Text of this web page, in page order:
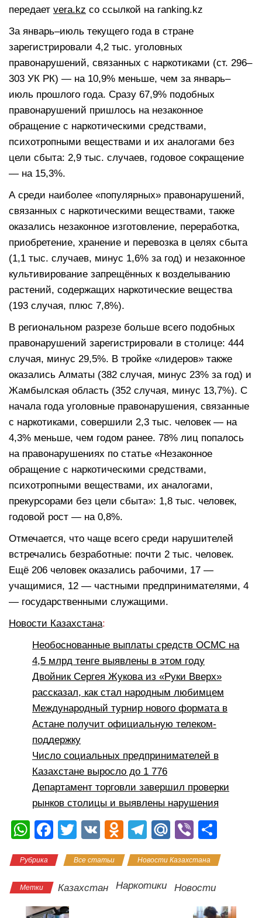
передает vera.kz со ссылкой на ranking.kz
За январь–июль текущего года в стране
зарегистрировали 4,2 тыс. уголовных
правонарушений, связанных с наркотиками (ст. 296–
303 УК РК) — на 10,9% меньше, чем за январь–
июль прошлого года. Сразу 67,9% подобных
правонарушений пришлось на незаконное
обращение с наркотическими средствами,
психотропными веществами и их аналогами без
цели сбыта: 2,9 тыс. случаев, годовое сокращение
— на 15,3%.
А среди наиболее «популярных» правонарушений,
связанных с наркотическими веществами, также
оказались незаконное изготовление, переработка,
приобретение, хранение и перевозка в целях сбыта
(1,1 тыс. случаев, минус 1,6% за год) и незаконное
культивирование запрещённых к возделыванию
растений, содержащих наркотические вещества
(193 случая, плюс 7,8%).
В региональном разрезе больше всего подобных
правонарушений зарегистрировали в столице: 444
случая, минус 29,5%. В тройке «лидеров» также
оказались Алматы (382 случая, минус 23% за год) и
Жамбылская область (352 случая, минус 13,7%). С
начала года уголовные правонарушения, связанные
с наркотиками, совершили 2,3 тыс. человек — на
4,3% меньше, чем годом ранее. 78% лиц попалось
на правонарушениях по статье «Незаконное
обращение с наркотическими средствами,
психотропными веществами, их аналогами,
прекурсорами без цели сбыта»: 1,8 тыс. человек,
годовой рост — на 0,8%.
Отмечается, что чаще всего среди нарушителей
встречались безработные: почти 2 тыс. человек.
Ещё 206 человек оказались рабочими, 17 —
учащимися, 12 — частными предпринимателями, 4
— государственными служащими.
Новости Казахстана:
Необоснованные выплаты средств ОСМС на
4,5 млрд тенге выявлены в этом году
Двойник Сергея Жукова из «Руки Вверх»
рассказал, как стал народным любимцем
Международный турнир нового формата в
Астане получит официальную телеком-
поддержку
Число социальных предпринимателей в
Казахстане выросло до 1 776
Департамент торговли завершил проверки
рынков столицы и выявлены нарушения
W
at
s
A
F
c
e
b
T
tt
er
V
O
n
o
T
e
gr
M
.R
u
Vi
er р
в
Рубрика Все статьи Новости Казахстана
Метки Казахстан Наркотики Новости